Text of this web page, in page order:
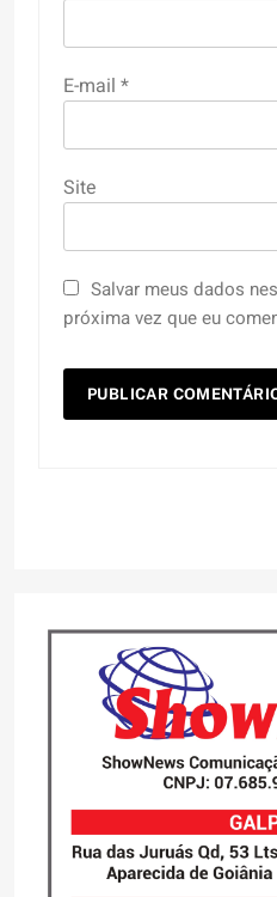
E-mail *
Site
Salvar meus dados
próxima vez que eu